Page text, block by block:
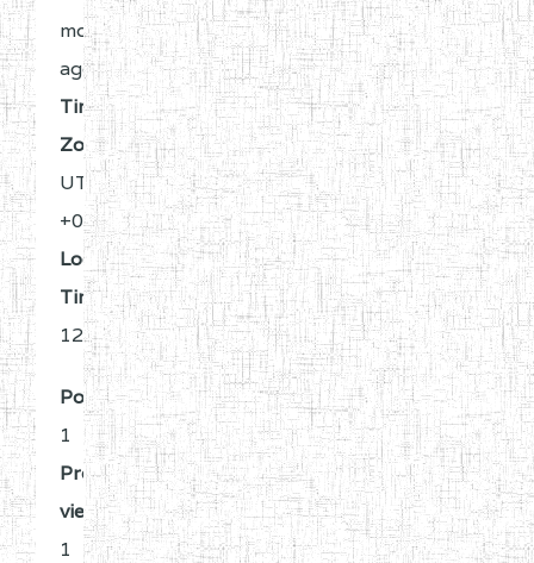
month
ago
Time
Zone:
UTC
+0:00
Local
Time:
12:35
Posts:
1
Profile
views:
1